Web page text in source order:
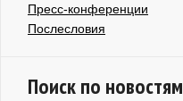
Пресс-конференции
Послесловия
Поиск по новостям